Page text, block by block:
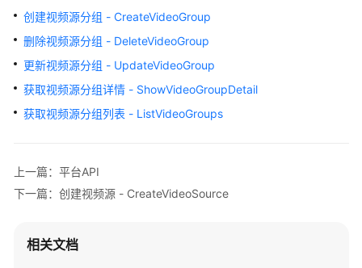
用
户
指
南
API
参
使
用
读
创建视频源分组 - CreateVideoGroup
删除视频源分组 - DeleteVideoGroup
更新视频源分组 - UpdateVideoGroup
获取视频源分组详情 - ShowVideoGroupDetail
获取视频源分组列表 - ListVideoGroups
上一篇：平台API
下一篇：创建视频源 - CreateVideoSource
相关文档